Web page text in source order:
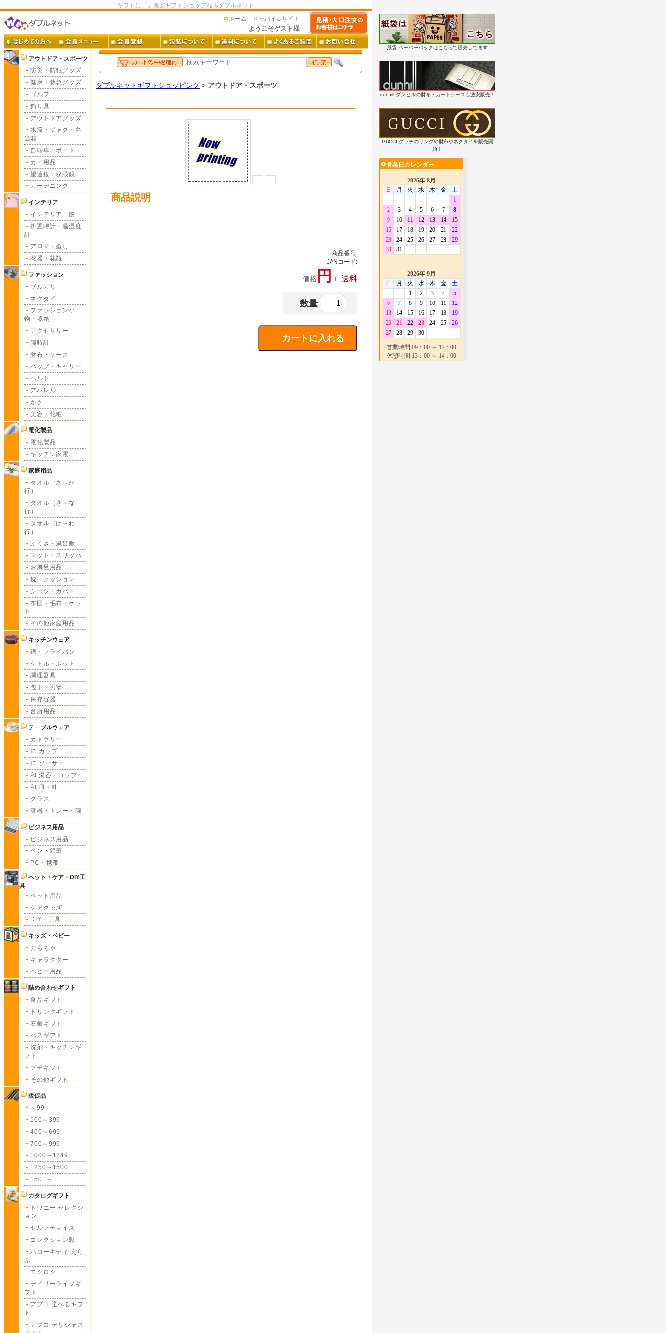
ギフトに「」激安ギフトショップならダブルネット
ホーム
モバイルサイト
アウトドア・スポーツ
防災・防犯グッズ
健康・救急グッズ
ゴルフ
釣り具
アウトドアグッズ
水筒・ジャグ・弁
当箱
自転車・ボード
カー用品
望遠鏡・双眼鏡
ガーデニング
インテリア
インテリア一般
掛置時計・温湿度
計
アロマ・癒し
花器・花瓶
ファッション
ブルガリ
ネクタイ
ファッション小
物・収納
アクセサリー
腕時計
財布・ケース
バッグ・キャリー
ベルト
アパレル
かさ
美容・化粧
電化製品
電化製品
キッチン家電
家庭用品
タオル（あ～か
行）
タオル（さ～な
行）
タオル（は～わ
行）
ふくさ・風呂敷
マット・スリッパ
お風呂用品
枕・クッション
シーツ・カバー
布団・毛布・ケッ
ト
その他家庭用品
キッチンウェア
鍋・フライパン
ケトル・ポット
調理器具
包丁・刃物
保存容器
台所用品
テーブルウェア
カトラリー
洋 カップ
洋 ソーサー
和 湯呑・コップ
和 皿・鉢
グラス
漆器・トレー・碗
ビジネス用品
ビジネス用品
ペン・鉛筆
PC・携帯
ペット・ケア・DIY工
具
ペット用品
ケアグッズ
DIY・工具
キッズ・ベビー
おもちゃ
キャラクター
ベビー用品
詰め合わせギフト
食品ギフト
ドリンクギフト
石鹸ギフト
バスギフト
洗剤・キッチンギ
フト
プチギフト
その他ギフト
販促品
～99
100～399
400～699
700～999
1000～1249
1250～1500
1501～
カタログギフト
トワニー セレクシ
ョン
セルフチョイス
コレクション彩
ハローキティ えら
ぶ
モクロク
デイリーライフギ
フト
アプコ 選べるギフ
ト
アプコ デリシャス
ようこそゲスト様
ダブルネットギフトショッピング > アウトドア・スポーツ
商品説明
商品番号:
JANコード:
価格 円 ＋ 送料
数量
紙袋 ペーパーバッグはこちらで販売してます
dunhill ダンヒルの財布・カードケースも激安販売！
GUCCI グッチのリングや財布やネクタイを販売開
始！